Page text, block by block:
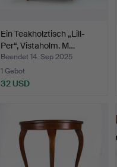
Ein Teakholztisch „Lill-
Per“, Vistaholm. M…
Beendet 14. Sep 2025
1 Gebot
32 USD